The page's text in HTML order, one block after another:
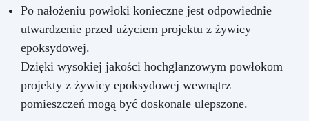
Po nałożeniu powłoki konieczne jest odpowiednie
utwardzenie przed użyciem projektu z żywicy
epoksydowej.
Dzięki wysokiej jakości hochglanzowym powłokom
projekty z żywicy epoksydowej wewnątrz
pomieszczeń mogą być doskonale ulepszone.